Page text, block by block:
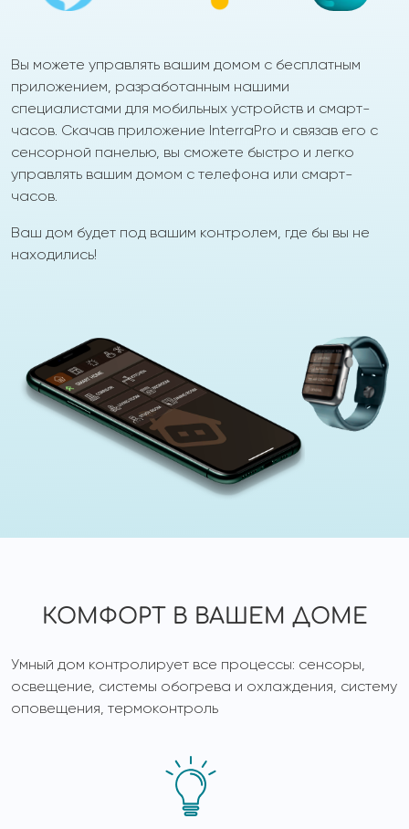
Вы можете управлять вашим домом с бесплатным
приложением, разработанным нашими
специалистами для мобильных устройств и смарт-
часов. Скачав приложение InterraPro и связав его с
сенсорной панелью, вы сможете быстро и легко
управлять вашим домом с телефона или смарт-
часов.
Ваш дом будет под вашим контролем, где бы вы не
находились!
КОМФОРТ В ВАШЕМ ДОМЕ
Умный дом контролирует все процессы: сенсоры,
освещение, системы обогрева и охлаждения, систему
оповещения, термоконтроль